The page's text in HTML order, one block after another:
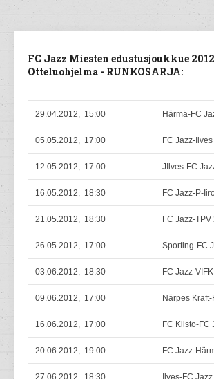
FC Jazz Miesten edustusjoukkue
Otteluohjelma - RUNKOSARJA:
29.04.2012, 15:00 Härmä-FC
05.05.2012, 17:00 FC Jazz-
12.05.2012, 17:00 JIlves-FC
16.05.2012, 18:30 FC Jazz-P-
21.05.2012, 18:30 FC Jazz-TPV
26.05.2012, 17:00 Sporting-FC
03.06.2012, 18:30 FC Jazz-
09.06.2012, 17:00 Närpes
16.06.2012, 17:00 FC Kiisto-FC
20.06.2012, 19:00 FC Jazz-
27.06.2012, 18:30 Ilves-FC